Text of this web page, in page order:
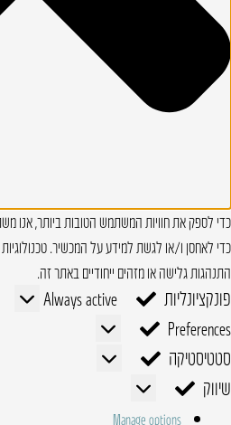
כדי לאחסן ו/או לגשת למידע על המכשיר.
התנהגות גלישה או מזהים ייחודיים באתר זה.
פונקציונליות פונקציונליות
Always active
Preferences
Preferences
סטטיסטיקה
סטטיסטיקה
שיווק
שיווק
Manage options